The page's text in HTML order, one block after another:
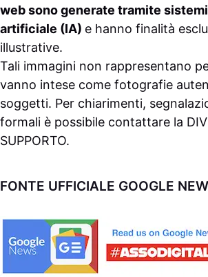
web sono generate tramite
artificiale (IA) e hanno finalità
illustrative.
Tali immagini non rappresentano
vanno intese come fotografie
soggetti. Per chiarimenti,
formali è possibile contattare la
SUPPORTO.
FONTE UFFICIALE GOOGLE